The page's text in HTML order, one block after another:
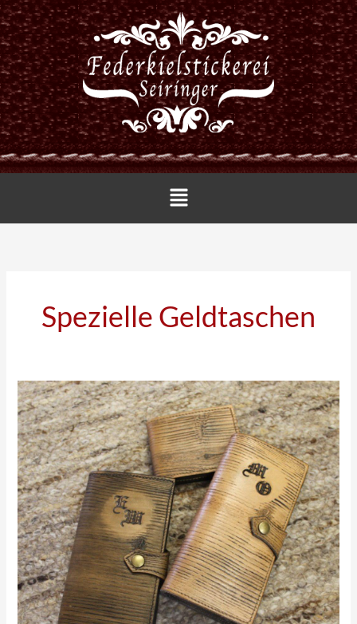
Zum
Inhalt
springen
Menü
Spezielle Geldtaschen
Geldtaschen
in
Holz
Optik